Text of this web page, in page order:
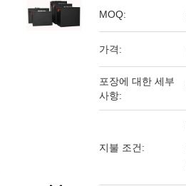
MOQ:
가격:
포장에 대한 세부
사항:
지불 조건: